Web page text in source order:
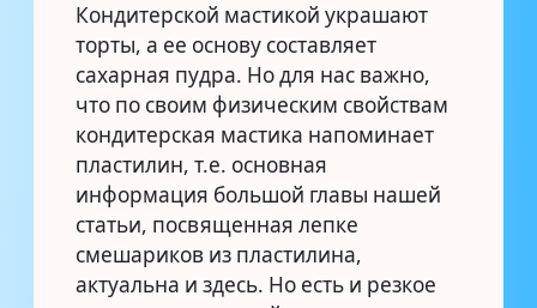
Кондитерской мастикой украшают
торты, а ее основу составляет
сахарная пудра. Но для нас важно,
что по своим физическим свойствам
кондитерская мастика напоминает
пластилин, т.е. основная
информация большой главы нашей
статьи, посвященная лепке
смешариков из пластилина,
актуальна и здесь. Но есть и резкое